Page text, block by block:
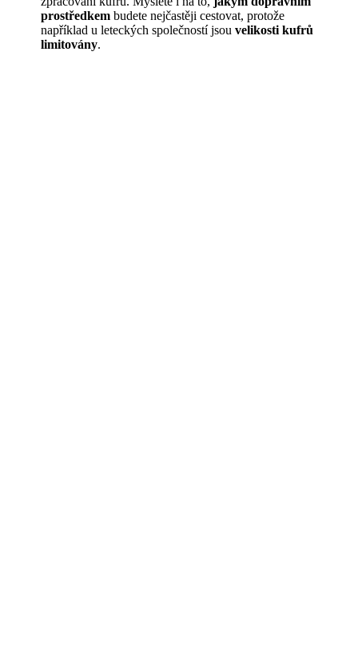
prostředkem budete nejčastěji cestovat, protože
například u leteckých společností jsouvelikosti kufrů
limitovány.